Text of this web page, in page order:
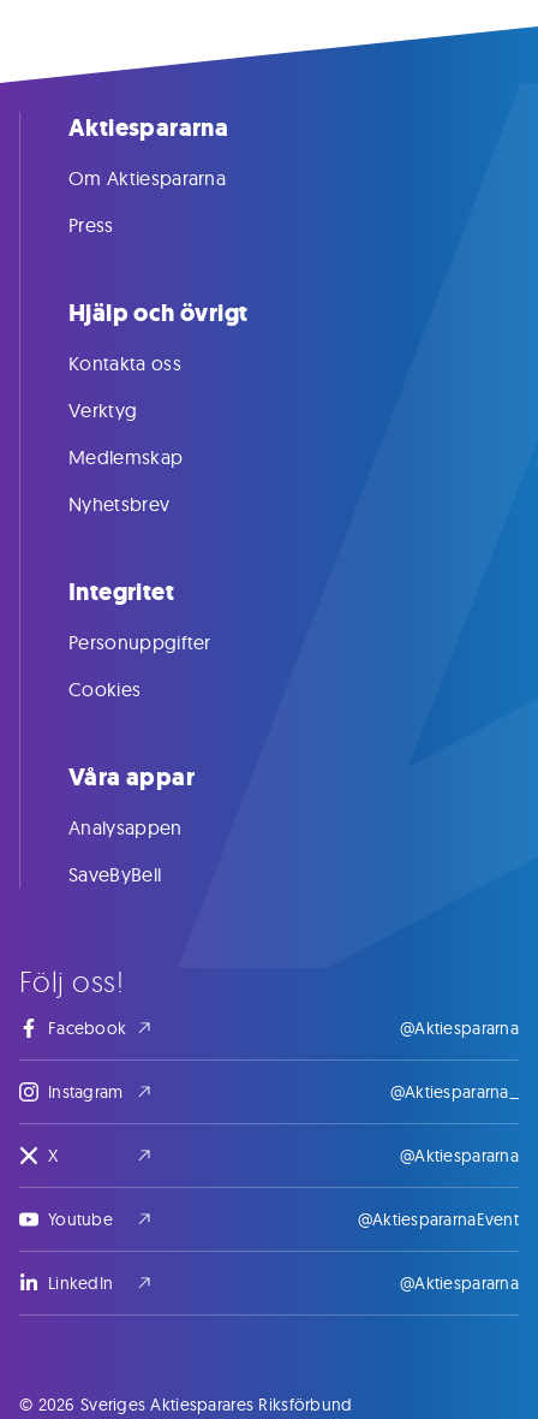
Följ oss!
Facebook @Aktiespararna
Instagram @Aktiespararna_
X @Aktiespararna
Youtube @AktiespararnaEvent
LinkedIn @Aktiespararna
Aktiespararna
Om Aktiespararna
Press
Hjälp och övrigt
Kontakta oss
Verktyg
Medlemskap
Nyhetsbrev
Integritet
Personuppgifter
Cookies
Våra appar
Analysappen
SaveByBell
© 2026 Sveriges Aktiesparares Riksförbund